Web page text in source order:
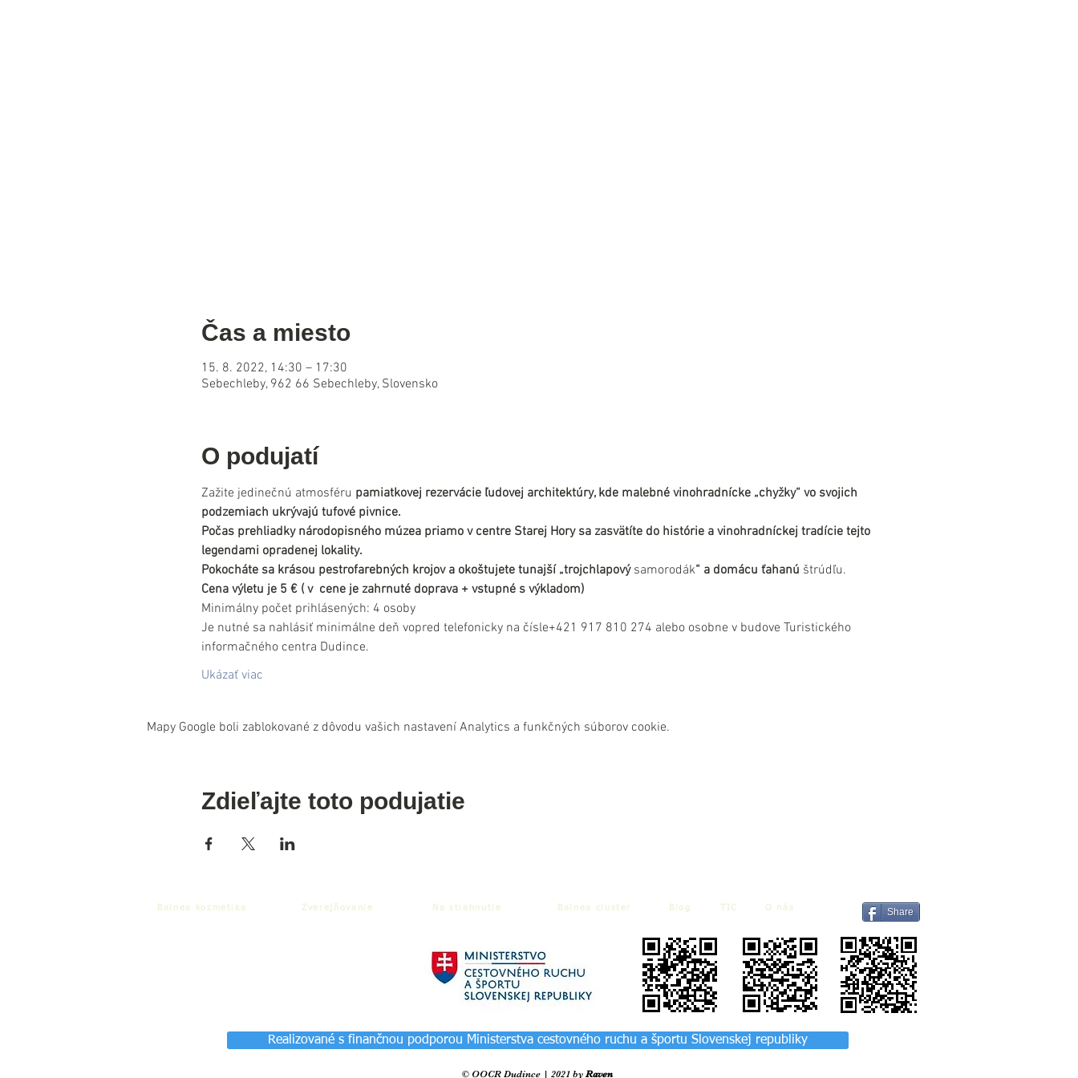
Čas a miesto
15. 8. 2022, 14:30 – 17:30
Sebechleby, 962 66 Sebechleby, Slovensko
O podujatí
Zažite jedinečnú atmosféru pamiatkovej rezervácie ľudovej architektúry, kde malebné vinohradnícke „chyžky“ vo svojich
podzemiach ukrývajú tufové pivnice.
Počas prehliadky národopisného múzea priamo v centre Starej Hory sa zasvätíte do histórie a vinohradníckej tradície tejto
legendami opradenej lokality.
Pokocháte sa krásou pestrofarebných krojov a okoštujete tunajší „trojchlapový samorodák“ a domácu ťahanú štrúdľu.
Cena výletu je 5 € ( v  cene je zahrnuté doprava + vstupné s výkladom)
Minimálny počet prihlásených: 4 osoby
Je nutné sa nahlásiť minimálne deň vopred telefonicky na čísle+421 917 810 274 alebo osobne v budove Turistického
informačného centra Dudince.
Ukázať viac
Mapy Google boli zablokované z dôvodu vašich nastavení Analytics a funkčných súborov cookie.
Zdieľajte toto podujatie
Balnea kozmetika Zverejňovanie Na stiahnutie Balnea cluster Blog TIC O nás Share
Realizované s finančnou podporou Ministerstva cestovného ruchu a športu Slovenskej republiky
© OOCR Dudince | 2021 by Raven